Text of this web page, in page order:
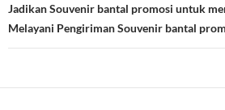
Jadikan Souvenir bantal promosi untuk
Melayani Pengiriman Souvenir bantal